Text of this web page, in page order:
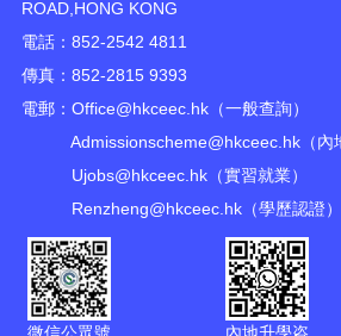
ROAD,HONG KONG
電話：852-2542 4811
傳真：852-2815 9393
電郵： Office@hkceec.hk（一般查詢）
Admissionscheme@hkceec.hk（內
Ujobs@hkceec.hk（實習就業）
Renzheng@hkceec.hk（學歷認證）
微信公眾號 內地升學咨